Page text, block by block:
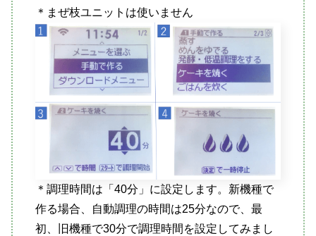
＊まぜ枝ユニットは使いません
＊調理時間は「40分」に設定します。新機種で
作る場合、自動調理の時間は25分なので、最
初、旧機種で30分で調理時間を設定してみまし